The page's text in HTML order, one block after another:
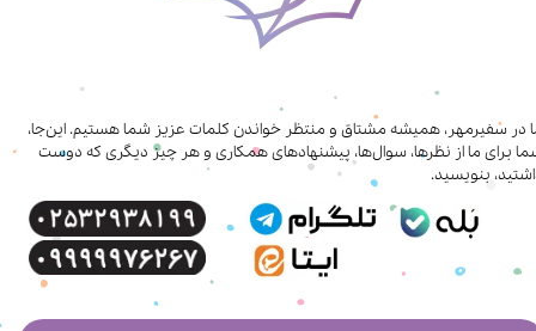
در سفیرمهر، همیشه مشتاق و منتظر خواندن کلمات عزیز شما هستیم. این‌جا،
برای ما از نظرها، سوال‌ها، پیشنهادهای همکاری‌ و هر چیز دیگری که دوست
بنویسید.